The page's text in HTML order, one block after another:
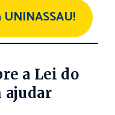
a Lei do
ajudar